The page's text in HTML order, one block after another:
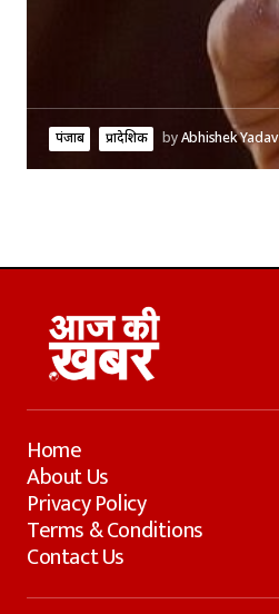
पंजाब प्रादेशिक byAbhishek Yadav
Home
About Us
Privacy Policy
Terms & Conditions
Contact Us